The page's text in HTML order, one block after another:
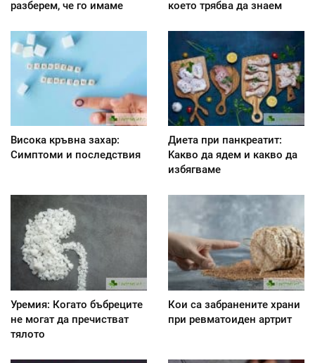
разберем, че го имаме което трябва да знаем
Висока кръвна захар:
Симптоми и последствия
Диета при панкреатит:
Kакво да ядем и какво да
избягваме
Уремия: Когато бъбреците
не могат да пречистват
тялото
Кои са забранените храни
при ревматоиден артрит